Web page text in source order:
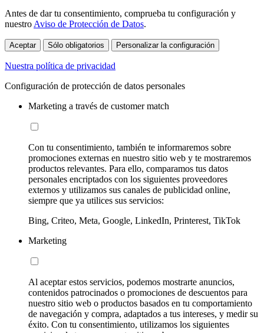
Antes de dar tu consentimiento, comprueba tu configuración y
nuestro Aviso de Protección de Datos.
Aceptar Sólo obligatorios Personalizar la configuración
Nuestra política de privacidad
Configuración de protección de datos personales
Marketing a través de customer match
Con tu consentimiento, también te informaremos sobre
promociones externas en nuestro sitio web y te mostraremos
productos relevantes. Para ello, comparamos tus datos
personales encriptados con los siguientes proveedores
externos y utilizamos sus canales de publicidad online,
siempre que ya utilices sus servicios:
Bing, Criteo, Meta, Google, LinkedIn, Printerest, TikTok
Marketing
Al aceptar estos servicios, podemos mostrarte anuncios,
contenidos patrocinados o promociones de descuentos para
nuestro sitio web o productos basados en tu comportamiento
de navegación y compra, adaptados a tus intereses, y medir su
éxito. Con tu consentimiento, utilizamos los siguientes